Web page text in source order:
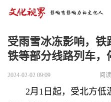
受雨雪冰冻影响，
铁等部分线路列车，
2024-02-02 09:09 阅
2月1日起，受北方低